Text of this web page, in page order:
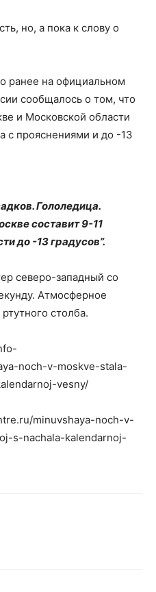
но, а пока к слову о
ранее на официальном
сообщалось о том, что
и Московской области
с прояснениями и до -13
Гололедица.
составит 9-11
до -13 градусов”.
северо-западный со
Атмосферное
столба.
noch-v-moskve-stala-
vesny/
minuvshaya-noch-v-
s-nachala-kalendarnoj-